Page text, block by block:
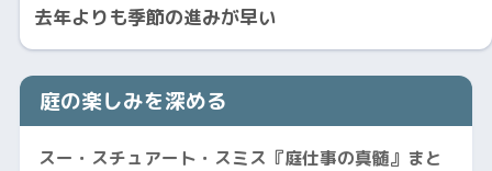
去年よりも季節の進みが早い
庭の楽しみを深める
スー・スチュアート・スミス『庭仕事の真髄』まと